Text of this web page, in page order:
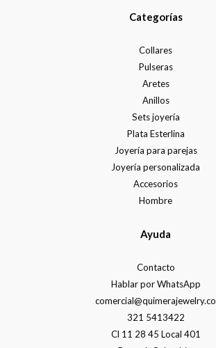
Categorías
Collares
Pulseras
Aretes
Anillos
Sets joyería
Plata Esterlina
Joyería para parejas
Joyería personalizada
Accesorios
Hombre
Ayuda
Contacto
Hablar por WhatsApp
comercial@quimerajewelry.co
321 5413422
Cl 11 28 45 Local 401